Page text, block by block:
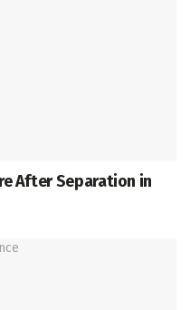
After Separation in